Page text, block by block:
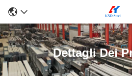
Dettagli Dei